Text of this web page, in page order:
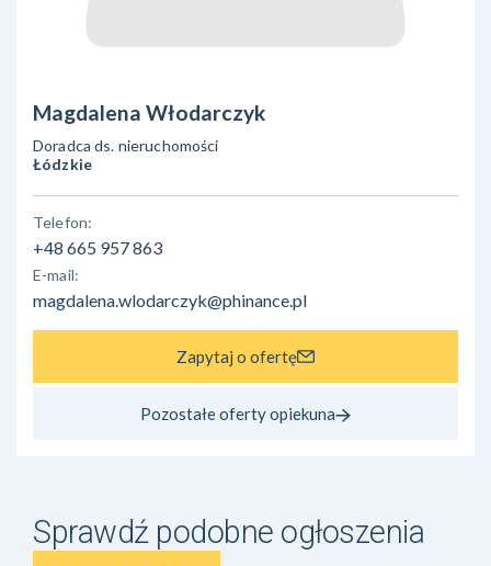
Magdalena Włodarczyk
Doradca ds. nieruchomości
Łódzkie
Telefon:
+48 665 957 863
E-mail:
magdalena.wlodarczyk@phinance.pl
Zapytaj o ofertę
Pozostałe oferty opiekuna
Sprawdź podobne ogłoszenia